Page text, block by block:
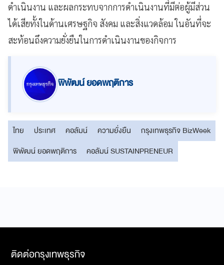
ดำเนินงาน และผลกระทบจากการดำเนินงานที่มีต่อผู้มีส่วน
ได้เสียทั้งในด้านเศรษฐกิจ สังคม และสิ่งแวดล้อม ในอันที่จะ
สะท้อนถึงความยั่งยืนในการดำเนินงานของกิจการ
พิพัฒน์ ยอดพฤติการ
ไทย ประเทศ คอลัมน์ ความยั่งยืน
กรุงเทพธุรกิจ BizWeek
พิพัฒน์ ยอดพฤติการ
คอลัมน์ SUSTAINPRENEUR
ติดต่อกรุงเทพธุรกิจ